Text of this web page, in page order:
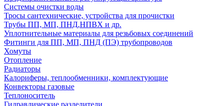
Системы очистки воды
Тросы сантехнические, устройства для прочистки
Трубы ПП, МП, ПНД,НПВХ и др.
Уплотнительные материалы для резьбовых соединений
Фитинги для ПП, МП, ПНД (ПЭ) трубопроводов
Хомуты
Отопление
Радиаторы
Калориферы, теплообменники, комплектующие
Конвекторы газовые
Теплоноситель
Гидравлические разделители